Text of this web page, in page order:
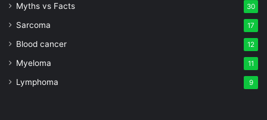
Myths vs Facts 30
Sarcoma 17
Blood cancer 12
Myeloma 11
Lymphoma 9